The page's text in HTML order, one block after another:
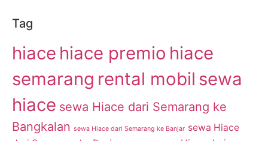
Tag
hiace hiace premio hiace
semarang rental mobil sewa
hiace sewa Hiace dari Semarang ke
Bangkalan sewa Hiace dari Semarang ke Banjar sewa Hiace